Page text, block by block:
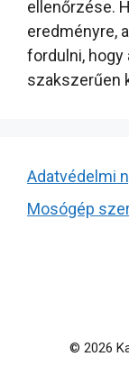
ellenőrzése.
eredményre,
fordulni, hogy
szakszerűen
Adatvédelmi
Mosógép
© 2026